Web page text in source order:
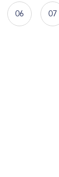
06 07